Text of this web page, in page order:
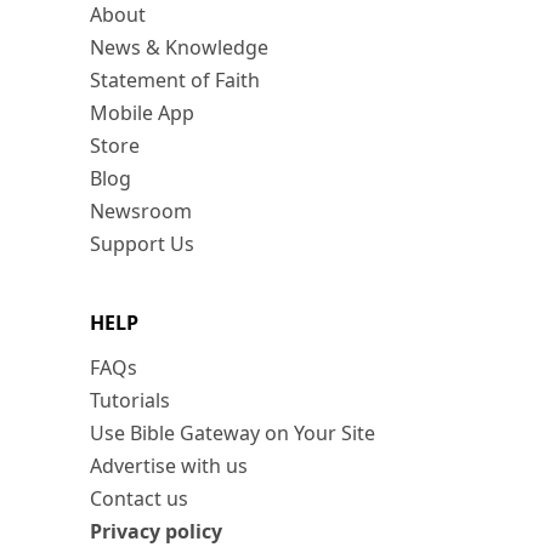
About
News & Knowledge
Statement of Faith
Mobile App
Store
Blog
Newsroom
Support Us
HELP
FAQs
Tutorials
Use Bible Gateway on Your Site
Advertise with us
Contact us
Privacy policy